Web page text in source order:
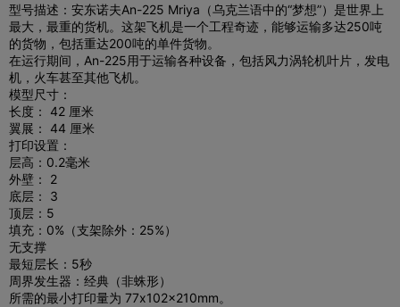
型号描述： 安东诺夫An-225 Mriya（乌克兰语中的“梦想”）是世界上
最大，最重的货机。这架飞机是一个工程奇迹，能够运输多达250吨
的货物，包括重达200吨的单件货物。
在运行期间，An-225用于运输各种设备，包括风力涡轮机叶片，发电
机，火车甚至其他飞机。
模型尺寸：
长度： 42 厘米
翼展： 44 厘米
打印设置：
层高：0.2毫米
外壁： 2
底层： 3
顶层：5
填充：0%（支架除外：25%）
无支撑
最短层长：5秒
周界发生器：经典（非蛛形）
所需的最小打印量为 77x102x210mm。